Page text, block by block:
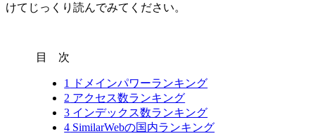
けてじっくり読んでみてください。
目 次
1
ドメインパワーランキング
2 アクセス数ランキング
3 インデックス数ランキング
4 SimilarWebの国内ランキング